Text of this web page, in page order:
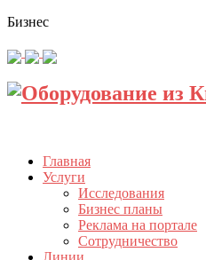
Бизнес
Главная
Услуги
Исследования
Бизнес планы
Реклама на портале
Сотрудничество
Линии